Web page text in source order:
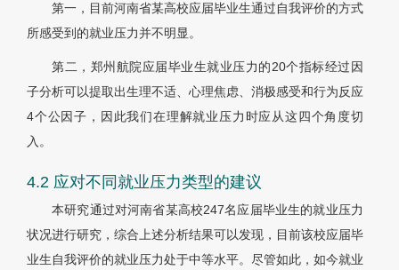
第一，目前河南省某高校应届毕业生通过自我评价的方式
所感受到的就业压力并不明显。
第二，郑州航院应届毕业生就业压力的20个指标经过因
子分析可以提取出生理不适、心理焦虑、消极感受和行为反应
4个公因子，因此我们在理解就业压力时应从这四个角度切
入。
4.2 应对不同就业压力类型的建议
本研究通过对河南省某高校247名应届毕业生的就业压力
状况进行研究，综合上述分析结果可以发现，目前该校应届毕
业生自我评价的就业压力处于中等水平。尽管如此，如今就业